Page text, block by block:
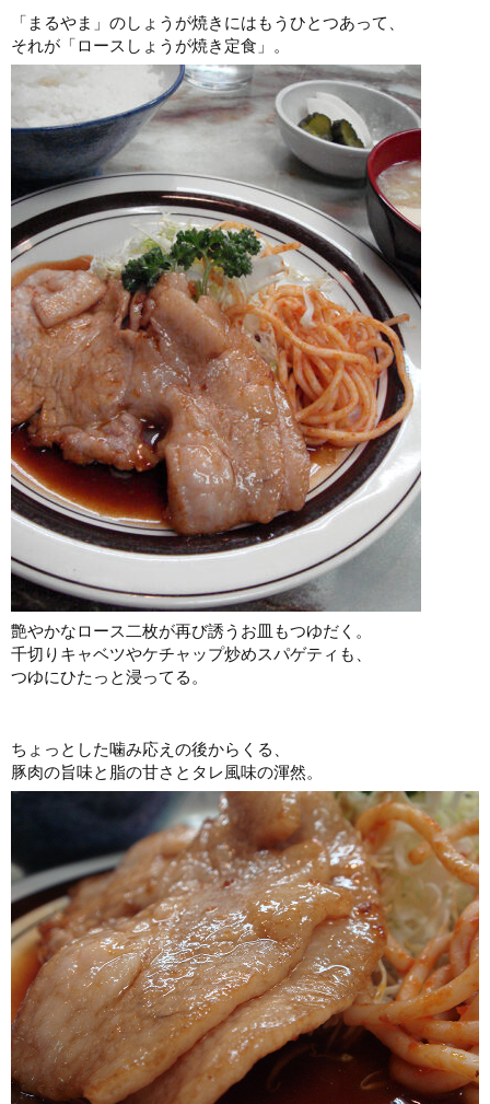
「まるやま」のしょうが焼きにはもうひとつあって、
それが「ロースしょうが焼き定食」。
艶やかなロース二枚が再び誘うお皿もつゆだく。
千切りキャベツやケチャップ炒めスパゲティも、
つゆにひたっと浸ってる。
ちょっとした噛み応えの後からくる、
豚肉の旨味と脂の甘さとタレ風味の渾然。